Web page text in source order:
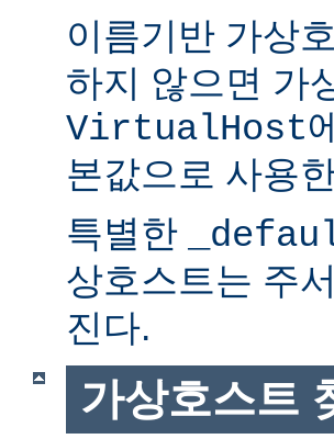
이름기반 가상
하지 않으면 가
VirtualHost
본값으로 사용
특별한
상호스트는 주
진다.
가상호스트